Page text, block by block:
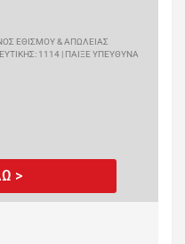
ΕΘΙΣΜΟΥ & ΑΠΩΛΕΙΑΣ
1114 | ΠΑΙΞΕ ΥΠΕΥΘΥΝΑ
>